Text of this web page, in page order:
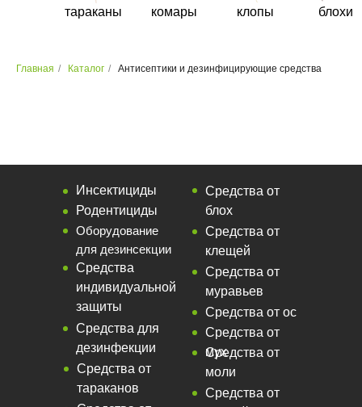
блохи
клопы
комары
тараканы
Главная / Каталог / Антисептики и дезинфицирующие средства
Средства от
Средства от
моли
Средства от
мух
Средства от ос
Средства от
муравьев
Средства от
клещей
Средства от
блох
Средства от
тараканов
Средства для
дезинфекции
Средства
индивидуальной
защиты
Оборудование
для дезинсекции
Родентициды
Инсектициды